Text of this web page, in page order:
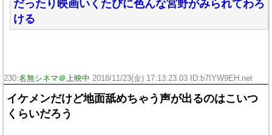
だったり映画いくたびに色んな宮野がみられてわろ
ける
230:名無シネマ＠上映中 2018/11/23(金) 17:13:23.03 ID:b7IYW9EH.net
イケメンだけど地面舐めちゃう声が出るのはこいつ
くらいだろう